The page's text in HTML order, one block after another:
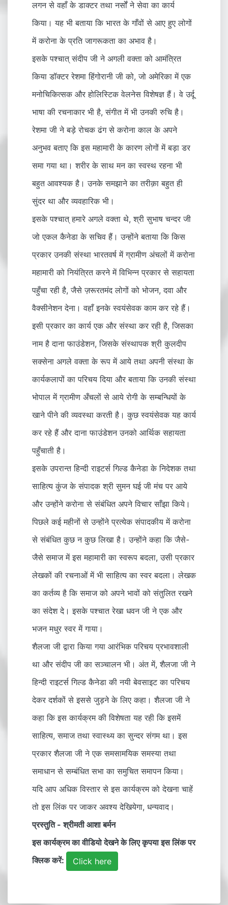
लगन से वहाँ के डाक्टर तथा नर्सों ने सेवा का कार्य
किया। यह भी बताया कि भारत के गाँवों से आए हुए लोगों
में करोना के प्रति जागरूकता का अभाव है।
इसके पश्चात् संदीप जी ने अगली वक्ता को आमंत्रित
किया डॉक्टर रेशमा हिंगोरानी जी को, जो अमेरिका में एक
मनोचिकित्सक और होलिस्टिक वेलनेस विशेषज्ञ हैं। वे उर्दू
भाषा की रचनाकार भी है, संगीत में भी उनकी रुचि है।
रेशमा जी ने बड़े रोचक ढंग से करोना काल के अपने
अनुभव बताए कि इस महामारी के कारण लोगों में बड़ा डर
समा गया था। शरीर के साथ मन का स्वस्थ रहना भी
बहुत आवश्यक है। उनके समझाने का तरीक़ा बहुत ही
सुंदर था और व्यवहारिक भी।
इसके पश्चात् हमारे अगले वक्ता थे, श्री सुभाष चन्दर जी
जो एकल कैनेडा के सचिव हैं। उन्होंने बताया कि किस
प्रकार उनकी संस्था भारतवर्ष में ग्रामीण अंचलों में करोना
महामारी को नियंत्रित करने में विभिन्न प्रकार से सहायता
पहुँचा रही है, जैसे ज़रूरतमंद लोगों को भोजन, दवा और
वैक्सीनेशन देना। वहाँ इनके स्वयंसेवक काम कर रहे हैं।
इसी प्रकार का कार्य एक और संस्था कर रही है, जिसका
नाम है दाना फाउंडेशन, जिसके संस्थापक श्री कुलदीप
सक्सेना अगले वक्ता के रूप में आये तथा अपनी संस्था के
कार्यकलापों का परिचय दिया और बताया कि उनकी संस्था
भोपाल में ग्रामीण अँचलों से आये रोगी के सम्बन्धियों के
खाने पीने की व्यवस्था करती है। कुछ स्वयंसेवक यह कार्य
कर रहे हैं और दाना फाउंडेशन उनको आर्थिक सहायता
पहुँचाती है।
इसके उपरान्त हिन्दी राइटर्स गिल्ड कैनेडा के निदेशक तथा
साहित्य कुंज के संपादक श्री सुमन घई जी मंच पर आये
और उन्होंने करोना से संबंधित अपने विचार साँझा किये।
पिछले कई महीनों से उन्होंने प्रत्येक संपादकीय में करोना
से संबंधित कुछ न कुछ लिखा है। उन्होंने कहा कि जैसे-
जैसे समाज में इस महामारी का स्वरूप बदला, उसी प्रकार
लेखकों की रचनाओं में भी साहित्य का स्वर बदला। लेखक
का कर्तव्य है कि समाज को अपने भावों को संतुलित रखने
का संदेश दे। इसके पश्चात रेखा धवन जी ने एक और
भजन मधुर स्वर में गाया।
शैलजा जी द्वारा किया गया आरंभिक परिचय प्रभावशाली
था और संदीप जी का सञ्चालन भी। अंत में, शैलजा जी ने
हिन्दी राइटर्स गिल्ड कैनेडा की नयी बेवसाइट का परिचय
देकर दर्शकों से इससे जुड़ने के लिए कहा। शैलजा जी ने
कहा कि इस कार्यक्रम की विशेषता यह रही कि इसमें
साहित्य, समाज तथा स्वास्थ्य का सुन्दर संगम था। इस
प्रकार शैलजा जी ने एक समसामयिक समस्या तथा
समाधान से सम्बंधित सभा का समुचित समापन किया।
यदि आप अधिक विस्तार से इस कार्यक्रम को देखना चाहें
तो इस लिंक पर जाकर अवश्य देखियेगा, धन्यवाद।
प्रस्तुति - श्रीमती आशा बर्मन
इस कार्यक्रम का वीडियो देखने के लिए कृपया इस लिंक पर
क्लिक करें:
Click here